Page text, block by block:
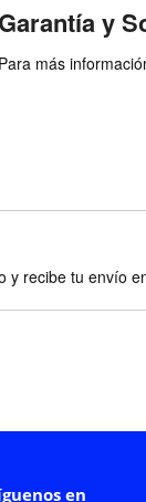
Garantía y
Para más
y recibe tu envío
en